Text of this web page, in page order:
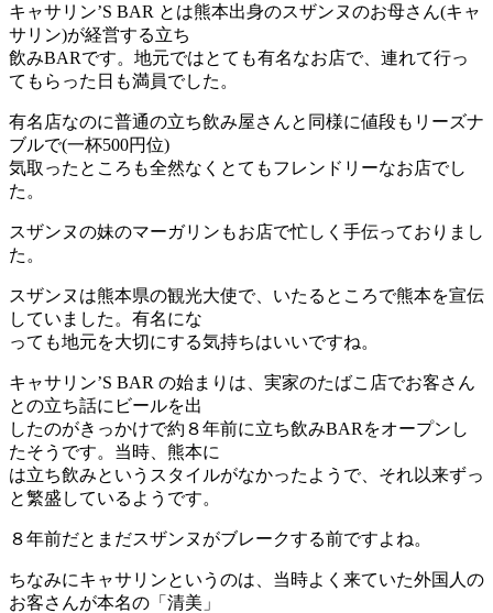
キャサリン’S BAR とは熊本出身のスザンヌのお母さん(キャ
サリン)が経営する立ち
飲みBARです。地元ではとても有名なお店で、連れて行っ
てもらった日も満員でした。
有名店なのに普通の立ち飲み屋さんと同様に値段もリーズナ
ブルで(一杯500円位)
気取ったところも全然なくとてもフレンドリーなお店でし
た。
スザンヌの妹のマーガリンもお店で忙しく手伝っておりまし
た。
スザンヌは熊本県の観光大使で、いたるところで熊本を宣伝
していました。有名にな
っても地元を大切にする気持ちはいいですね。
キャサリン’S BAR の始まりは、実家のたばこ店でお客さん
との立ち話にビールを出
したのがきっかけで約８年前に立ち飲みBARをオープンし
たそうです。当時、熊本に
は立ち飲みというスタイルがなかったようで、それ以来ずっ
と繁盛しているようです。
８年前だとまだスザンヌがブレークする前ですよね。
ちなみにキャサリンというのは、当時よく来ていた外国人の
お客さんが本名の「清美」